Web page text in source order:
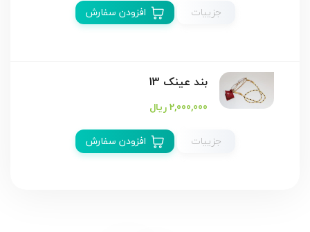
جزییات
افزودن سفارش
بند عینک 13
2,000,000 ریال
جزییات
افزودن سفارش